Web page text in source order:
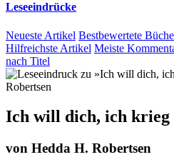
Leseeindrücke
Neueste Artikel Bestbewertete
Hilfreichste Artikel Meiste
nach Titel
Ich will dich, ich krieg
von Hedda H. Robertsen